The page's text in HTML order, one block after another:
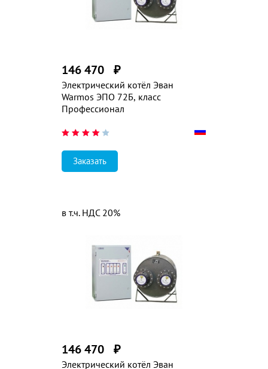
Электрический котёл Эван
Warmos ЭПО 72Б, класс
Профессионал
146 470 ₽
Заказать
Электрический котёл Эван
146 470 ₽
в т.ч. НДС 20%